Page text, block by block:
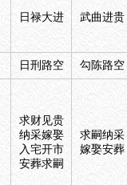
日禄大进 武曲进贵
日刑路空 勾陈路空
求财见贵
纳采嫁娶
入宅开市
安葬求嗣
求嗣纳采
嫁娶安葬